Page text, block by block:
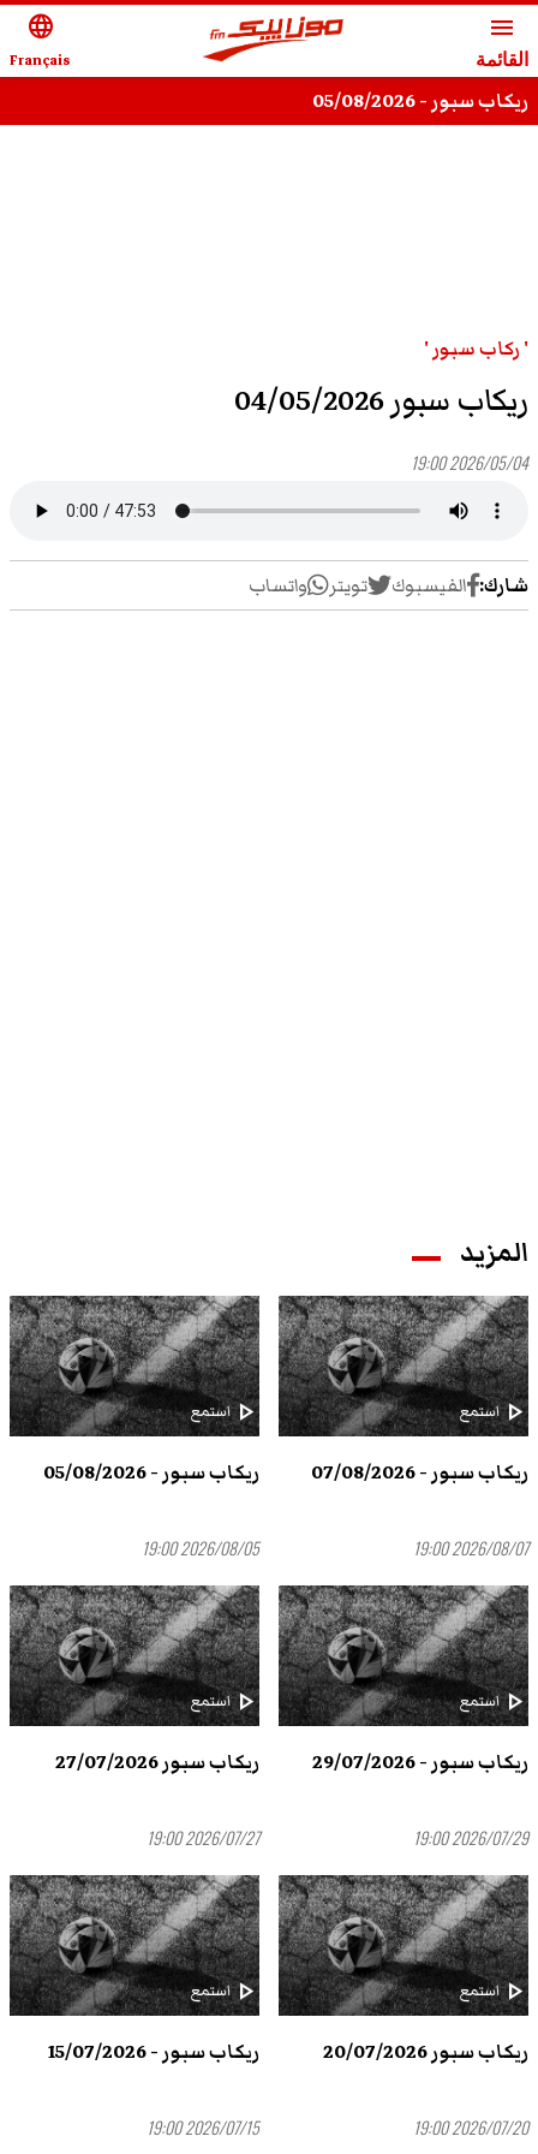
menu
القائمة
language
Français
ريكاب سبور - 05/08/2026
' ركاب سبور '
ريكاب سبور 04/05/2026
2026/05/04 19:00
شارك: الفيسبوك تويتر واتساب
المزيد
play_arrowاستمع
ريكاب سبور - 07/08/2026
2026/08/07 19:00
play_arrowاستمع
ريكاب سبور - 05/08/2026
2026/08/05 19:00
play_arrowاستمع
ريكاب سبور - 29/07/2026
2026/07/29 19:00
play_arrowاستمع
ريكاب سبور 27/07/2026
2026/07/27 19:00
play_arrowاستمع
ريكاب سبور 20/07/2026
2026/07/20 19:00
play_arrowاستمع
ريكاب سبور - 15/07/2026
2026/07/15 19:00